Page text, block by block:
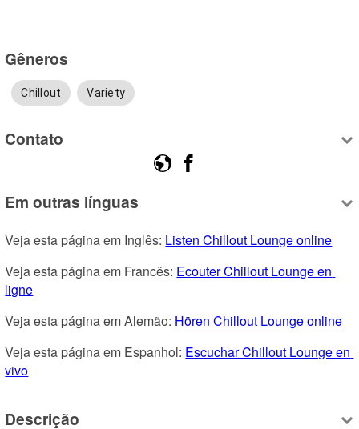
Gêneros
Chillout Variety
Contato
Em outras línguas
Veja esta página em Inglês: Listen Chillout Lounge online
Veja esta página em Francês: Ecouter Chillout Lounge en
ligne
Veja esta página em Alemão: Hören Chillout Lounge online
Veja esta página em Espanhol: Escuchar Chillout Lounge en
vivo
Descrição